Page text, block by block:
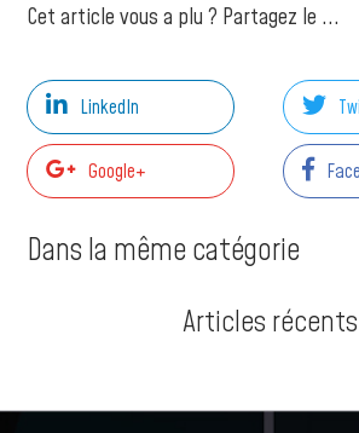
Cet article vous a plu ? Partagez le ...
LinkedIn
Google+
Dans la même catégorie
Articles récents